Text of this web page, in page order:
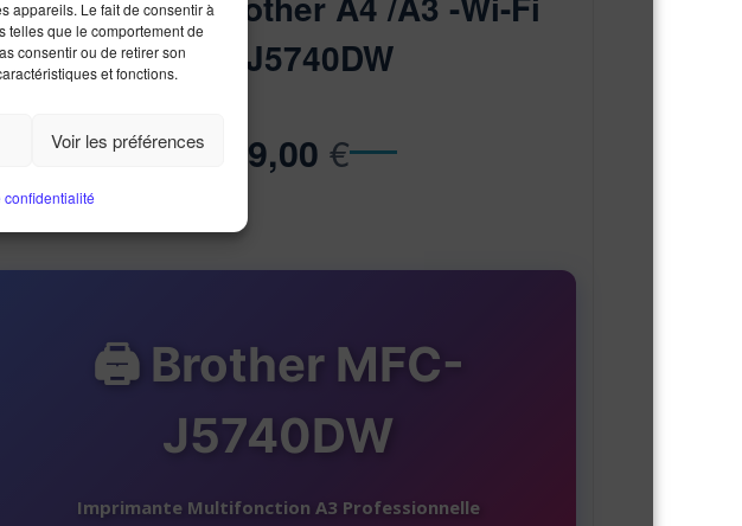
appareils. Le fait de consentir à
telles que le comportement de
consentir ou de retirer son
et fonctions.
Voir les préférences
MFC-J5740DW
399,00 €
🖨️ Brother MFC-
J5740DW
Imprimante Multifonction A3 Professionnelle